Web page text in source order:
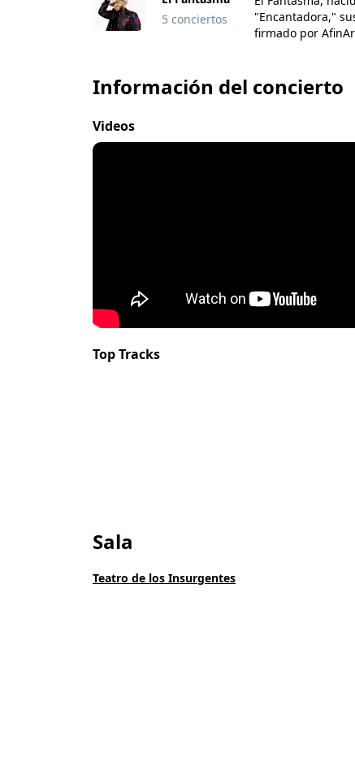
5 conciertos
"Encantadora,"
firmado por
Información del concierto
Videos
Top Tracks
Sala
Teatro de los Insurgentes